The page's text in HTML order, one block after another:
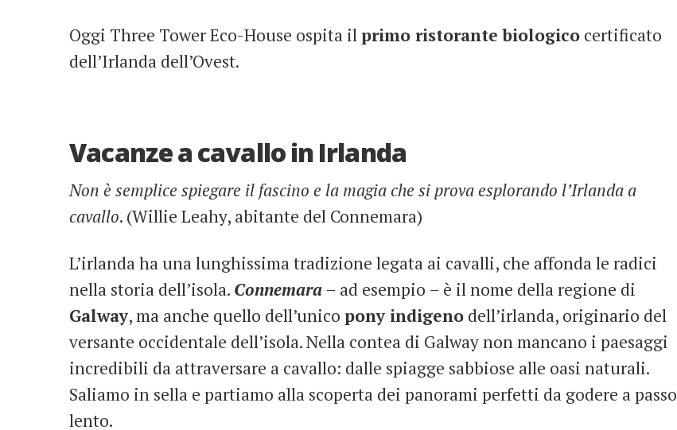
Oggi Three Tower Eco-House ospita ilprimo ristorante biologico certificato
dell’Irlanda dell’Ovest.
Vacanze a cavallo in Irlanda
Non è semplice spiegare il fascino e la magia che si prova esplorando l’Irlanda a
cavallo. (Willie Leahy, abitante del Connemara)
L’irlanda ha una lunghissima tradizione legata ai cavalli, che affonda le radici
nella storia dell’isola. Connemara – ad esempio – è il nome della regione di
Galway, ma anche quello dell’unico pony indigeno dell’irlanda, originario del
versante occidentale dell’isola. Nella contea di Galway non mancano i paesaggi
incredibili da attraversare a cavallo: dalle spiagge sabbiose alle oasi naturali.
Saliamo in sella e partiamo alla scoperta dei panorami perfetti da godere a passo
lento.